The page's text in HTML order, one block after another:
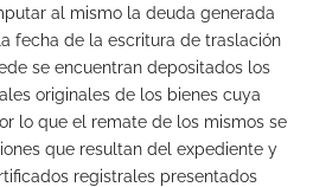
al mismo la deuda generada
fecha de la escritura de traslación
se encuentran depositados los
originales de los bienes cuya
lo que el remate de los mismos se
que resultan del expediente y
registrales presentados